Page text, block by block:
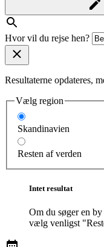
Hvor vil du rejse hen?
Resultaterne opdateres,
Vælg region
Skandinavien
Resten af verden
Intet resultat
Om du søger en
vælg venligst